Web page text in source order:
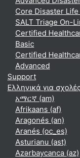
Core Disaster
SALT Triage On-
Certified
Basic
Certified
Advanced
Support
Ελληνικά για
አማርኛ ‎(am)‎
Afrikaans ‎(af)‎
Aragonés ‎(an)‎
Aranés ‎(oc_es)‎
Asturianu ‎(ast)‎
Azərbaycanca ‎(az)‎